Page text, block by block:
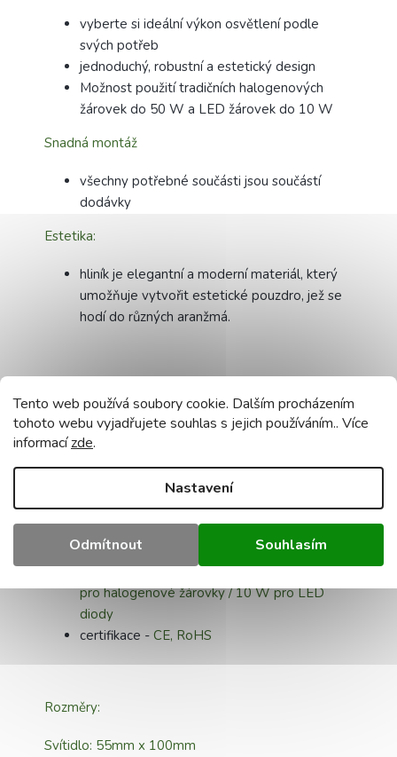
Tento web používá soubory cookie. Dalším procházením
tohoto webu vyjadřujete souhlas s jejich používáním.. Více
informacízde.
Nastavení
Odmítnout Souhlasím
vyberte si ideální výkon osvětlení podle
svých potřeb
jednoduchý, robustní a estetický design
Možnost použití tradičních halogenových
žárovek do 50 W a LED žárovek do 10 W
Snadná montáž
všechny potřebné součásti jsou součástí
dodávky
Estetika:
hliník je elegantní a moderní materiál, který
umožňuje vytvořit estetické pouzdro, jež se
hodí do různých aranžmá.
supply voltage:230 V
světelný zdroj:
materiál -hliník
černá, stříbrná
nastavení difuzoru:ano
žárovkanenísoučástí dodávky
objímka GU10 součástí dodávky:ano
maximální příkon světelného zdroje:50 W
pro halogenové žárovky / 10 W pro LED
diody
certifikace - CE, RoHS
Rozměry:
Svítidlo: 55mm x 100mm